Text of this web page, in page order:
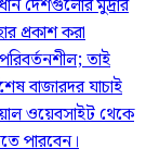
দেশগুলোর মুদ্রার
প্রকাশ করা
তাই
বাজারদর যাচাই
ওয়েবসাইট থেকে
পারবেন।